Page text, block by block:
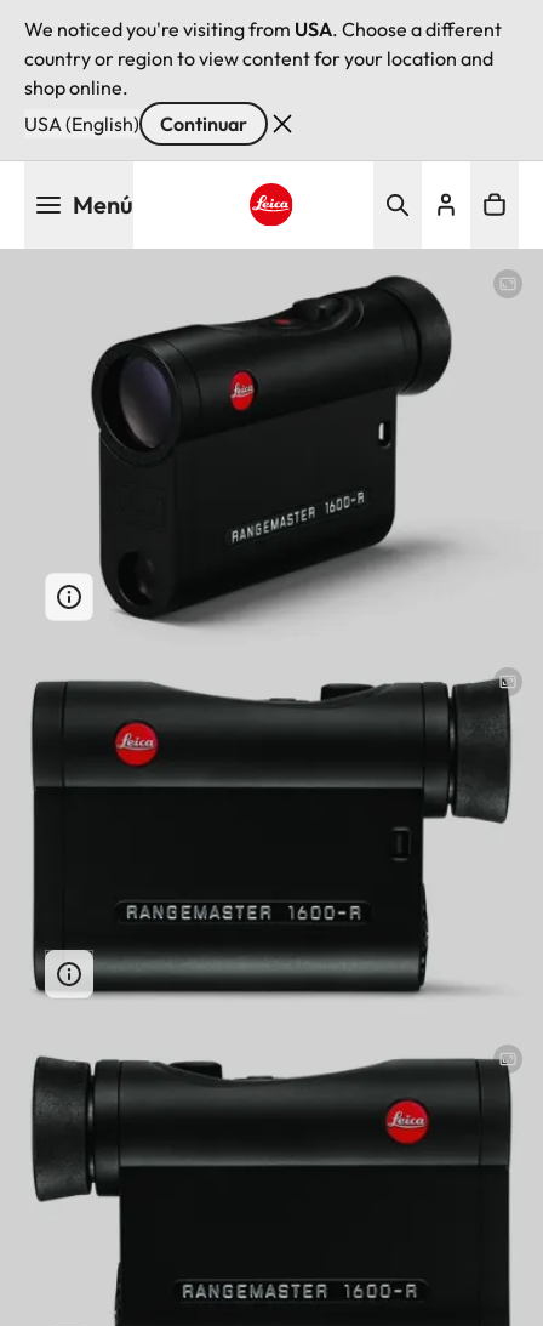
We noticed you're visiting from USA. Choose a different
country or region to view content for your location and
shop online.
USA (English)
Continuar
Menú